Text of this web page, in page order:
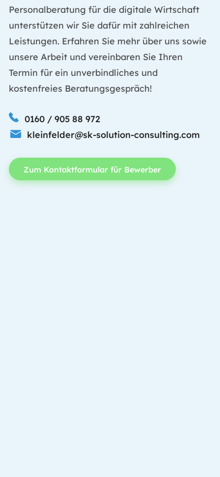
Personalberatung für die digitale Wirtschaft
unterstützen wir Sie dafür mit zahlreichen
Leistungen. Erfahren Sie mehr über uns sowie
unsere Arbeit und vereinbaren Sie Ihren
Termin für ein unverbindliches und
kostenfreies Beratungsgespräch!
0160 / 905 88 972
kleinfelder@sk-solution-consulting.com
Zum Kontaktformular für Bewerber